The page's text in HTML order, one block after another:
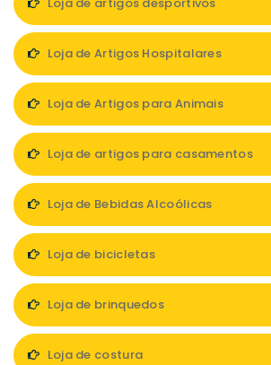
Loja de artigos desportivos
Loja de Artigos Hospitalares
Loja de Artigos para Animais
Loja de artigos para casamentos
Loja de Bebidas Alcoólicas
Loja de bicicletas
Loja de brinquedos
Loja de costura